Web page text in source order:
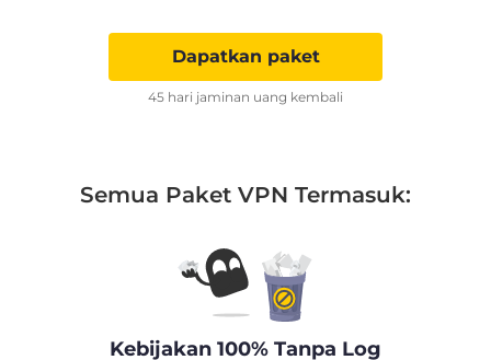
Dapatkan paket
45 hari jaminan uang kembali
Semua Paket VPN Termasuk:
Kebijakan 100% Tanpa Log